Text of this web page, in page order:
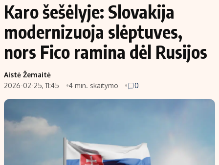
Aplinka
Energetika
Ekonomika
Politika
NT ir statybos
Įmonės
Žemės ūkis
Technologijos
Laisvalaikis
Populiarios temos
Investavimas
Indėliai
Karo šešėlyje: Slovakija
modernizuoja slėptuves,
nors Fico ramina dėl Rusijos
Aistė Žemaitė
2026-02-25, 11:45
4 min. skaitymo 0